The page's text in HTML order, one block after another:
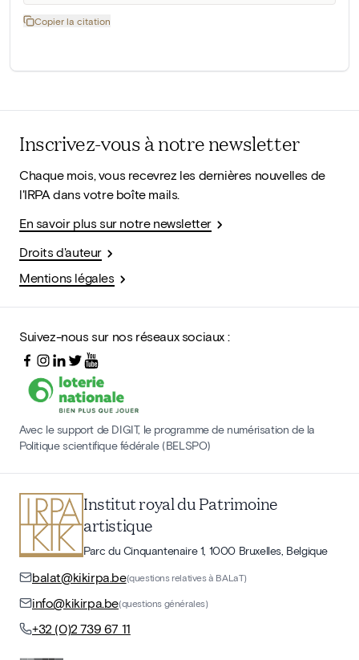
Copier la citation
Inscrivez-vous à notre newsletter
Chaque mois, vous recevrez les dernières nouvelles de
l'IRPA dans votre boîte mails.
En savoir plus sur notre newsletter
Droits d'auteur
Mentions légales
Suivez-nous sur nos réseaux sociaux :
Avec le support de DIGIT, le programme de numérisation de la
Politique scientifique fédérale (BELSPO)
Institut royal du Patrimoine
artistique
Parc du Cinquantenaire 1, 1000 Bruxelles, Belgique
balat@kikirpa.be(questions relatives à BALaT)
info@kikirpa.be(questions générales)
+32 (0)2 739 67 11